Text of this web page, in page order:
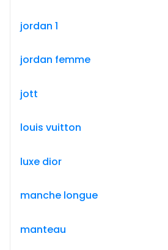
jordan 1
jordan femme
jott
louis vuitton
luxe dior
manche longue
manteau